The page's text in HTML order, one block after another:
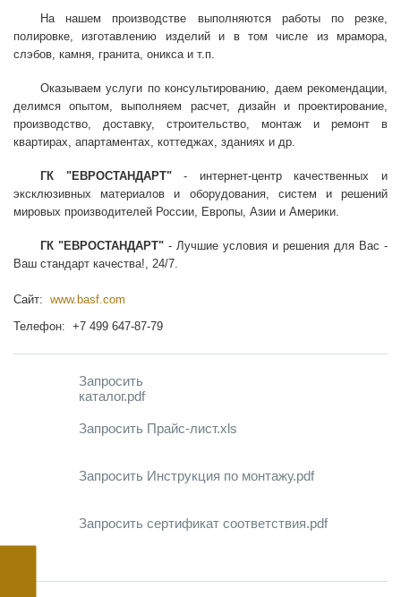
На нашем производстве выполняются работы по резке,
полировке, изготавлению изделий и в том числе из мрамора,
слэбов, камня, гранита, оникса и т.п.
Оказываем услуги по консультированию, даем рекомендации,
делимся опытом, выполняем расчет, дизайн и проектирование,
производство, доставку, строительство, монтаж и ремонт в
квартирах, апартаментах, коттеджах, зданиях и др.
ГК "ЕВРОСТАНДАРТ"- интернет-центр качественных и
эксклюзивных материалов и оборудования, систем и решений
мировых производителей России, Европы, Азии и Америки.
ГК "ЕВРОСТАНДАРТ" - Лучшие условия и решения для Вас -
Ваш стандарт качества!, 24/7.
Сайт: www.basf.com
Телефон: +7 499 647-87-79
Запросить
каталог.pdf
Запросить Прайс-лист.xls
Запросить Инструкция по монтажу.pdf
Запросить сертификат соответствия.pdf